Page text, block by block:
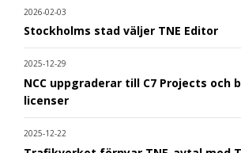
2026-02-03
Stockholms stad väljer TNE Editor
2025-12-29
NCC uppgraderar till C7 Projects och
licenser
2025-12-22